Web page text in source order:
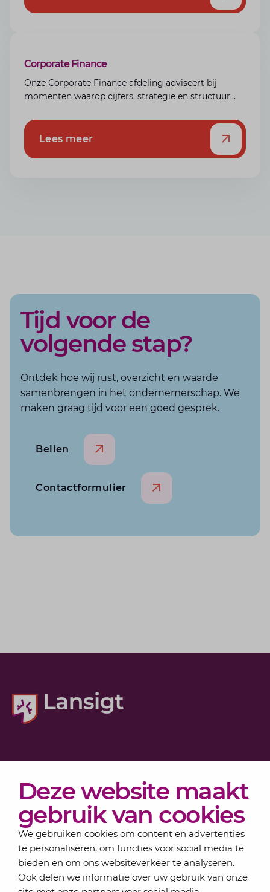
Deze website maakt
gebruik van cookies
We gebruiken cookies om content en advertenties
te personaliseren, om functies voor social media te
bieden en om ons websiteverkeer te analyseren.
Ook delen we informatie over uw gebruik van onze
Corporate Finance
Onze Corporate Finance afdeling adviseert bij
momenten waarop cijfers, strategie en structuur
onderbouwing, voorbereiding en overzicht, alles
onder één dak.
Lees meer
Tijd voor de
volgende stap?
Ontdek hoe wij rust, overzicht en waarde
samenbrengen in het ondernemerschap. We
maken graag tijd voor een goed gesprek.
Bellen
Contactformulier
Actueel
Over Lansigt
Contact
Schrijf je in voor onze nieuwsbrief
Elke maand bundelen de adviseurs van Lansigt in